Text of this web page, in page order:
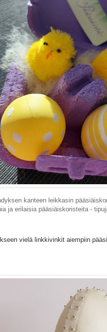
kanteen leikkasin
ja erilaisia pääsiäiskoristeita -
vielä linkkivinkit aiempiin